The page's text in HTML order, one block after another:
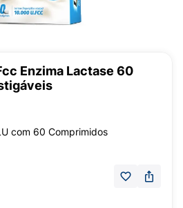
Enzima Lactase 60
com 60 Comprimidos